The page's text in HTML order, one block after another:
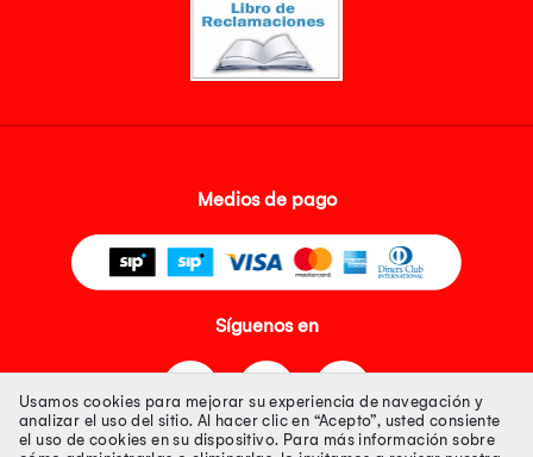
Medios de pago
Síguenos en
Usamos cookies para mejorar su experiencia de navegación y
analizar el uso del sitio. Al hacer clic en “Acepto”, usted consiente
el uso de cookies en su dispositivo. Para más información sobre